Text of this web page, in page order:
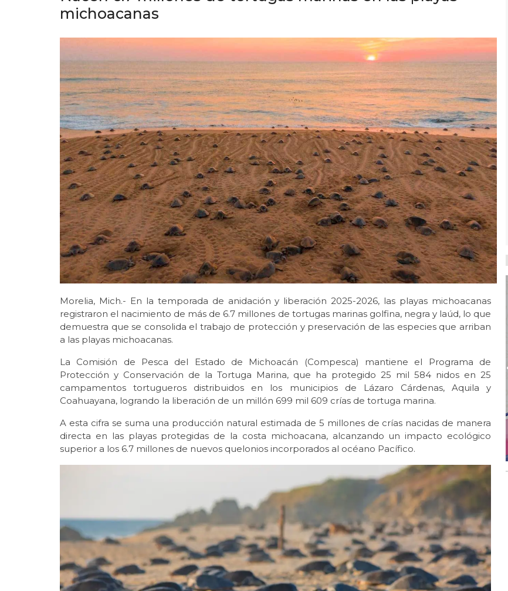
michoacanas
Morelia, Mich.- En la temporada de anidación y liberación 2025-2026, las playas michoacanas
registraron el nacimiento de más de 6.7 millones de tortugas marinas golfina, negra y laúd, lo que
demuestra que se consolida el trabajo de protección y preservación de las especies que arriban
a las playas michoacanas.
La Comisión de Pesca del Estado de Michoacán (Compesca) mantiene el Programa de
Protección y Conservación de la Tortuga Marina, que ha protegido 25 mil 584 nidos en 25
campamentos tortugueros distribuidos en los municipios de Lázaro Cárdenas, Aquila y
Coahuayana, logrando la liberación de un millón 699 mil 609 crías de tortuga marina.
A esta cifra se suma una producción natural estimada de 5 millones de crías nacidas de manera
directa en las playas protegidas de la costa michoacana, alcanzando un impacto ecológico
superior a los 6.7 millones de nuevos quelonios incorporados al océano Pacífico.